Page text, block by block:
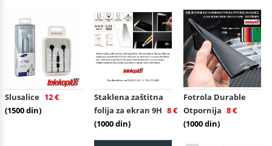
Slusalice 12 €
(1500 din)
Staklena zaštitna
folija za ekran 9H 8 €
(1000 din)
Fotrola Durable
Otpornija 8 €
(1000 din)